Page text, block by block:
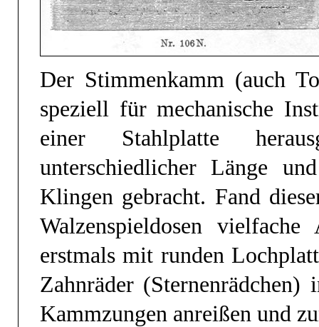
Der Stimmenkamm (auch
speziell für mechanische
einer Stahlplatte
unterschiedlicher Länge
Klingen gebracht. Fand
Walzenspieldosen
erstmals mit runden
Zahnräder
Kammzungen anreißen und